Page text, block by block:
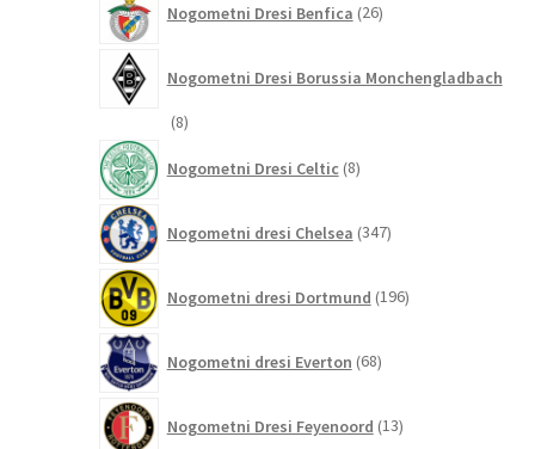
Nogometni Dresi Benfica 26izdelkov
Nogometni Dresi Borussia Monchengladbach
88
Nogometni Dresi Celtic 8izdelkov
Nogometni dresi Chelsea 347izdelkov
Nogometni dresi Dortmund 196izdelkov
Nogometni dresi Everton 68izdelkov
Nogometni Dresi Feyenoord 13izdelkov